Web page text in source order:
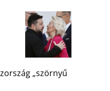
„szörnyű